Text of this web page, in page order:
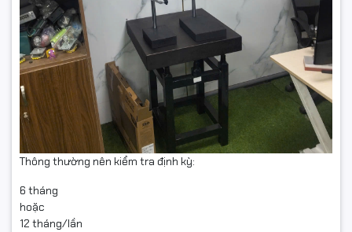
Thông thường nên kiểm tra định kỳ:
6 tháng
hoặc
12 tháng/lần